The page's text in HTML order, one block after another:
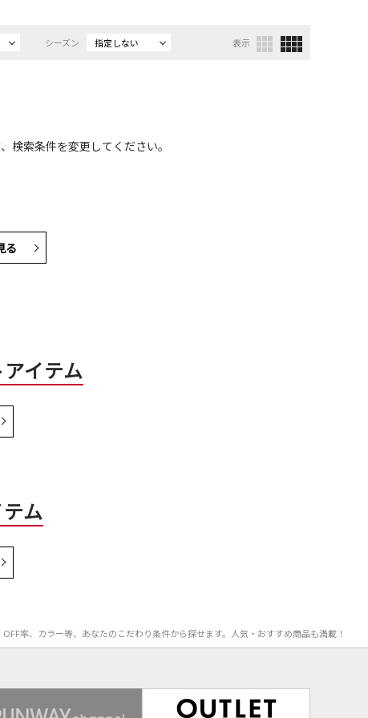
シーズン 指定しない 表示
検索条件を変更してください。
る
イテム
ム
率、カラー等、あなたのこだわり条件から探せます。人気・おすすめ商品も満載！